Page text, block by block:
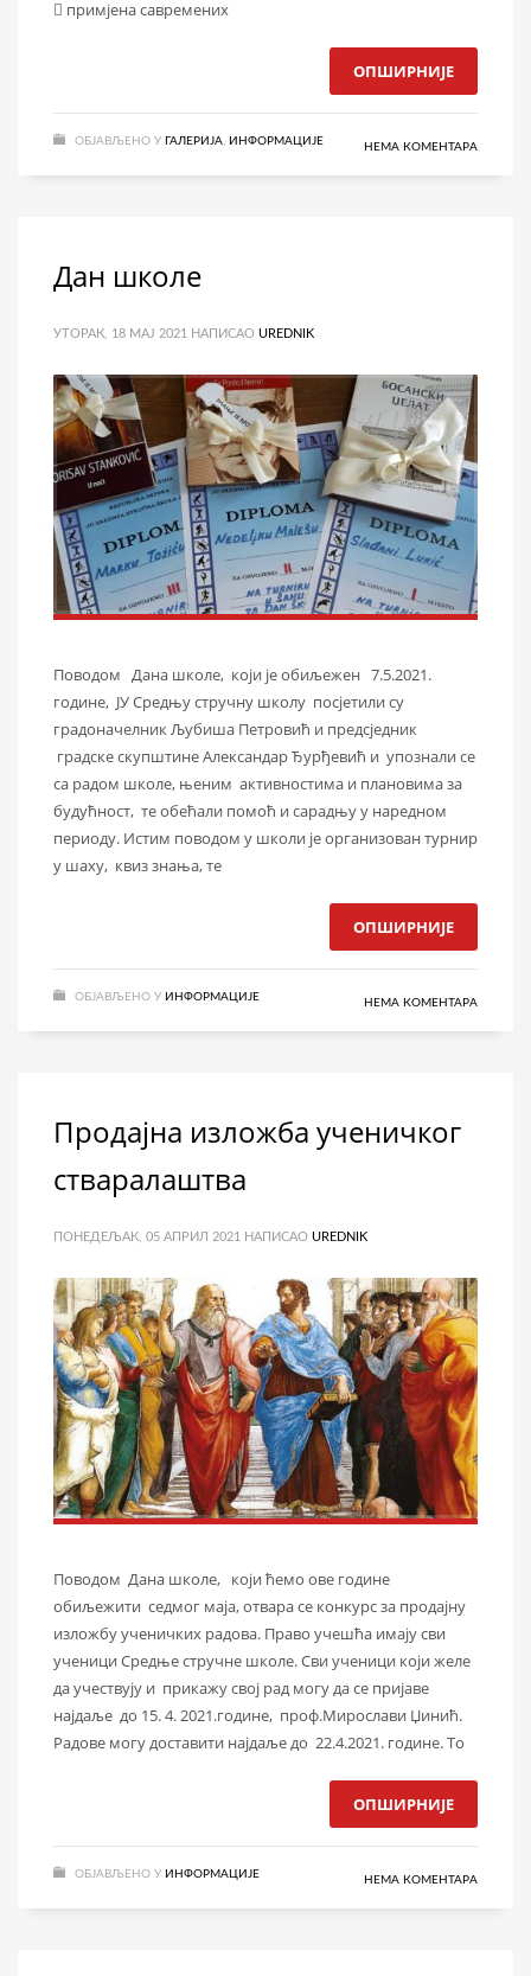
 примјена савремених
ОПШИРНИЈЕ
ОБЈАВЉЕНО У ГАЛЕРИЈА ИНФОРМАЦИЈЕ НЕМА КОМЕНТАРА
Дан школе
УТОРАК, 18 МАЈ 2021 НАПИСАО UREDNIK
Поводом Дана школе, који је обиљежен 7.5.2021.
године, ЈУ Средњу стручну школу посјетили су
градоначелник Љубиша Петровић и предсједник
градске скупштине Александар Ђурђевић и упознали се
са радом школе, њеним активностима и плановима за
будућност, те обећали помоћ и сарадњу у наредном
периоду. Истим поводом у школи је организован турнир
у шаху, квиз знања, те
ОПШИРНИЈЕ
ОБЈАВЉЕНО У ИНФОРМАЦИЈЕ НЕМА КОМЕНТАРА
Продајна изложба ученичког
стваралаштва
ПОНЕДЕЉАК, 05 АПРИЛ 2021 НАПИСАО UREDNIK
Поводом Дана школе, који ћемо ове године
обиљежити седмог маја, отвара се конкурс за продајну
изложбу ученичких радова. Право учешћа имају сви
ученици Средње стручне школе. Сви ученици који желе
да учествују и прикажу свој рад могу да се пријаве
најдаље до 15. 4. 2021.године, проф.Мирослави Џинић.
Радове могу доставити најдаље до 22.4.2021. године. То
ОПШИРНИЈЕ
ОБЈАВЉЕНО У ИНФОРМАЦИЈЕ НЕМА КОМЕНТАРА